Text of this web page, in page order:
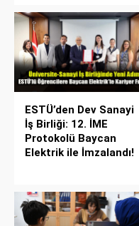
ESTÜ’den Dev Sanayi
İş Birliği: 12. İME
Protokolü Baycan
Elektrik ile İmzalandı!